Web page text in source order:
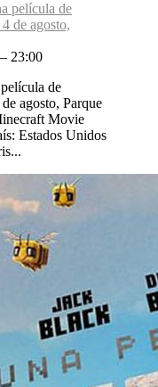
película de
de agosto,
23:00
de
agosto, Parque
Movie
Estados Unidos